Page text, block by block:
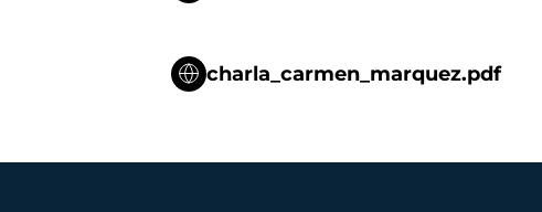
charla_carmen_marquez.pdf